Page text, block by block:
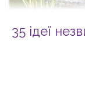
35 ідеї